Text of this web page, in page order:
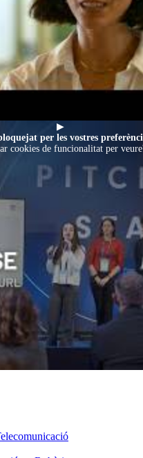
▶
per les vostres
cookies de funcionalitat per